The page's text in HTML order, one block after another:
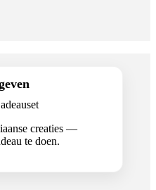
creaties —
te doen.